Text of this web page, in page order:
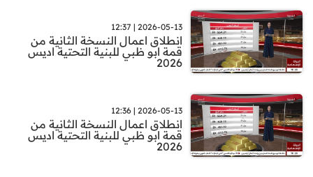
2026-05-13 | 12:37
انطلاق اعمال النسخة الثانية من
قمة ابو ظبي للبنية التحتية اديس
2026
2026-05-13 | 12:36
انطلاق اعمال النسخة الثانية من
قمة ابو ظبي للبنية التحتية اديس
2026